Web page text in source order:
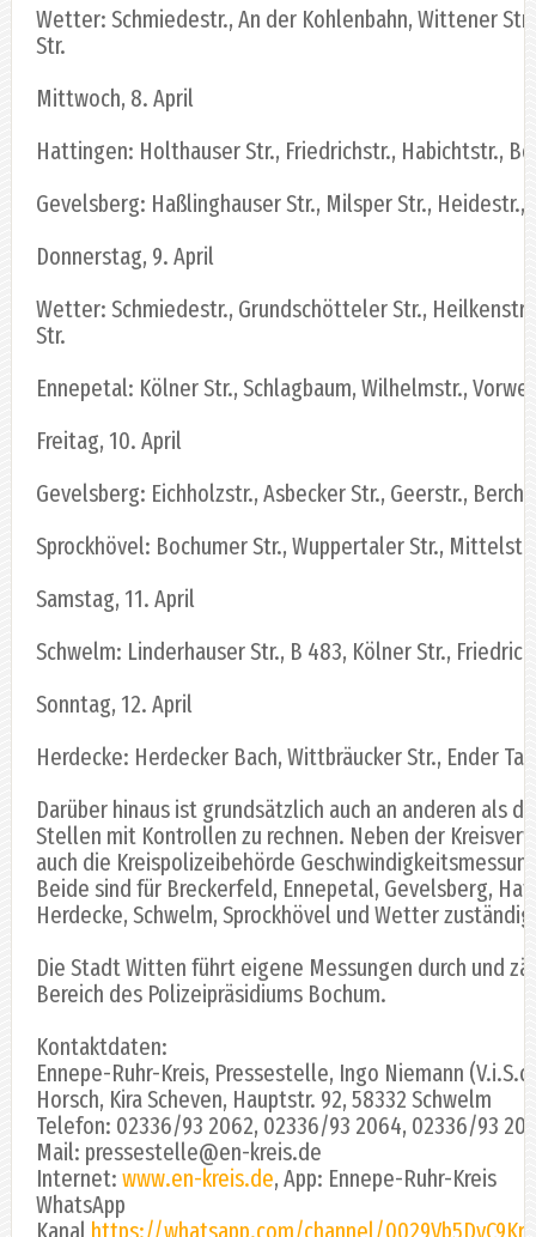
Wetter: Schmiedestr., An der Kohlenbahn, Wittener
Str.
Mittwoch, 8. April
Hattingen: Holthauser Str., Friedrichstr., Habichtstr.,
Gevelsberg: Haßlinghauser Str., Milsper Str., Heidestr.,
Donnerstag, 9. April
Wetter: Schmiedestr., Grundschötteler Str.,
Str.
Ennepetal: Kölner Str., Schlagbaum, Wilhelmstr.,
Freitag, 10. April
Gevelsberg: Eichholzstr., Asbecker Str., Geerstr.,
Sprockhövel: Bochumer Str., Wuppertaler Str.,
Samstag, 11. April
Schwelm: Linderhauser Str., B 483, Kölner Str.,
Sonntag, 12. April
Herdecke: Herdecker Bach, Wittbräucker Str., Ender
Darüber hinaus ist grundsätzlich auch an anderen als
Stellen mit Kontrollen zu rechnen. Neben der
auch die Kreispolizeibehörde
Beide sind für Breckerfeld, Ennepetal, Gevelsberg,
Herdecke, Schwelm, Sprockhövel und Wetter
Die Stadt Witten führt eigene Messungen durch und
Bereich des Polizeipräsidiums Bochum.
Kontaktdaten:
Ennepe-Ruhr-Kreis, Pressestelle, Ingo Niemann
Horsch, Kira Scheven, Hauptstr. 92, 58332 Schwelm
Telefon: 02336/93 2062, 02336/93 2064, 02336/93
Mail: pressestelle@en-kreis.de
Internet: www.en-kreis.de, App: Ennepe-Ruhr-Kreis
WhatsApp
Kanal https://whatsapp.com/channel/